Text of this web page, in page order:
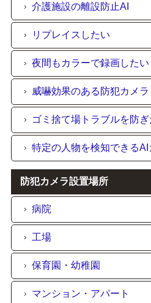
介護施設の離設防止AI
リプレイスしたい
夜間もカラーで録画したい
威嚇効果のある防犯カメラ
ゴミ捨て場トラブルを防ぎ
特定の人物を検知できる
防犯カメラ設置場所
病院
工場
保育園・幼稚園
マンション・アパート